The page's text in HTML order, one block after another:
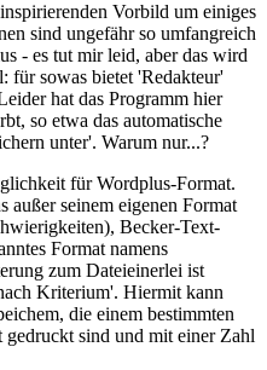
Vorbild um einiges
sind ungefähr so umfangreich
- es tut mir leid, aber das wird
für sowas bietet 'Redakteur'
hat das Programm hier
so etwa das automatische
unter'. Warum nur...?
für Wordplus-Format.
außer seinem eigenen Format
Becker-Text-
Format namens
zum Dateieinerlei ist
Kriterium'. Hiermit kann
die einem bestimmten
sind und mit einer Zahl